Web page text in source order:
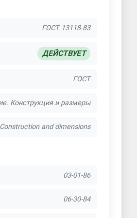
ГОСТ 13118-83
ДЕЙСТВУЕТ
ГОСТ
Конструкция и размеры
and dimensions
03-01-86
06-30-84